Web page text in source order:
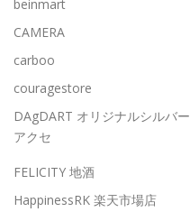
beinmart
CAMERA
carboo
couragestore
DAgDART オリジナルシルバー
アクセ
FELICITY 地酒
HappinessRK 楽天市場店